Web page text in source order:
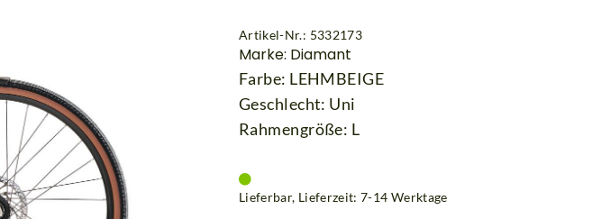
Artikel-Nr.: 5332173
Marke: Diamant
Farbe: LEHMBEIGE
Geschlecht: Uni
Rahmengröße: L
Lieferbar, Lieferzeit: 7-14 Werktage